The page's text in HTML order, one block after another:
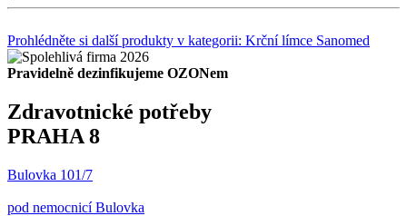
Prohlédněte si další produkty v kategorii: Krční límce Sanomed
Pravidelně dezinfikujeme OZONem
Zdravotnické potřeby
PRAHA 8
Bulovka 101/7
pod nemocnicí Bulovka